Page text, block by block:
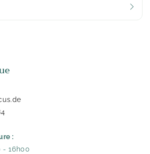
:
- 16h00